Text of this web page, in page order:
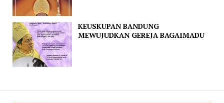
KEUSKUPAN BANDUNG
MEWUJUDKAN GEREJA BAGAIMADU